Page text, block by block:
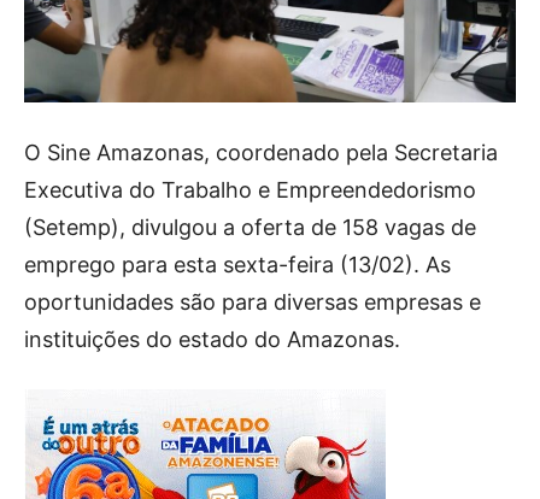
O Sine Amazonas, coordenado pela Secretaria
Executiva do Trabalho e Empreendedorismo
(Setemp), divulgou a oferta de 158 vagas de
emprego para esta sexta-feira (13/02). As
oportunidades são para diversas empresas e
instituições do estado do Amazonas.